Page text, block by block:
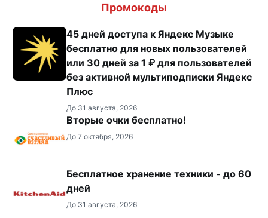
Промокоды
45 дней доступа к Яндекс Музыке
бесплатно для новых пользователей
или 30 дней за 1 ₽ для пользователей
без активной мультиподписки Яндекс
Плюс
До 31 августа, 2026
Вторые очки бесплатно!
До 7 октября, 2026
Бесплатное хранение техники - до 60
дней
До 31 августа, 2026